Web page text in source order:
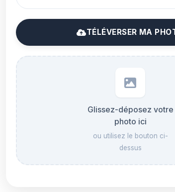
TÉLÉVERSER MA
Glissez-déposez votre
photo ici
ou utilisez le bouton ci-
dessus